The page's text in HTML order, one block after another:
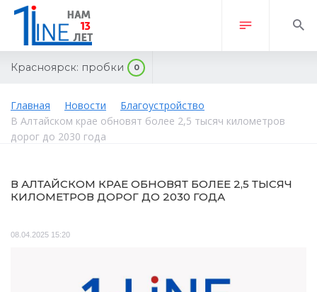
Красноярск: пробки 0
Главная Новости
Благоустройство
В Алтайском крае обновят более 2,5 тысяч километров
дорог до 2030 года
В АЛТАЙСКОМ КРАЕ ОБНОВЯТ БОЛЕЕ 2,5 ТЫСЯЧ
КИЛОМЕТРОВ ДОРОГ ДО 2030 ГОДА
08.04.2025 15:20